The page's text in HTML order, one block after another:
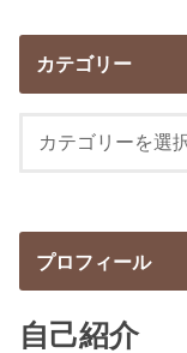
カテゴリー
プロフィール
自己紹介